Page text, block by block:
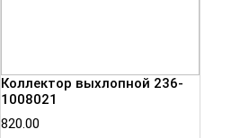
Коллектор выхлопной 236-
1008021
820.00